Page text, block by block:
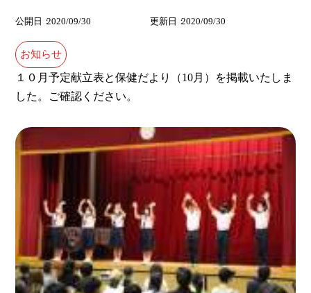
公開日 2020/09/30 更新日 2020/09/30
お知らせ
１０月予定献立表と保健だより（10月）を掲載いたしま
した。ご確認ください。